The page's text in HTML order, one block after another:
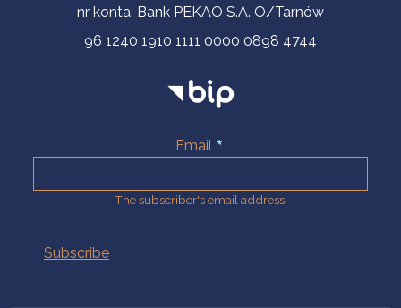
nr konta: Bank PEKAO S.A. O/Tarnów
96 1240 1910 1111 0000 0898 4744
Email
The subscriber's email address.